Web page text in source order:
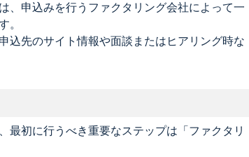
、申込みを行うファクタリング会社によって一
。
込先のサイト情報や面談またはヒアリング時な
最初に行うべき重要なステップは「ファクタリ